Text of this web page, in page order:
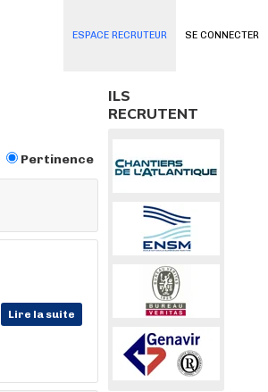
SE CONNECTER
ESPACE RECRUTEUR
Pertinence
Lire la suite
ILS
RECRUTENT